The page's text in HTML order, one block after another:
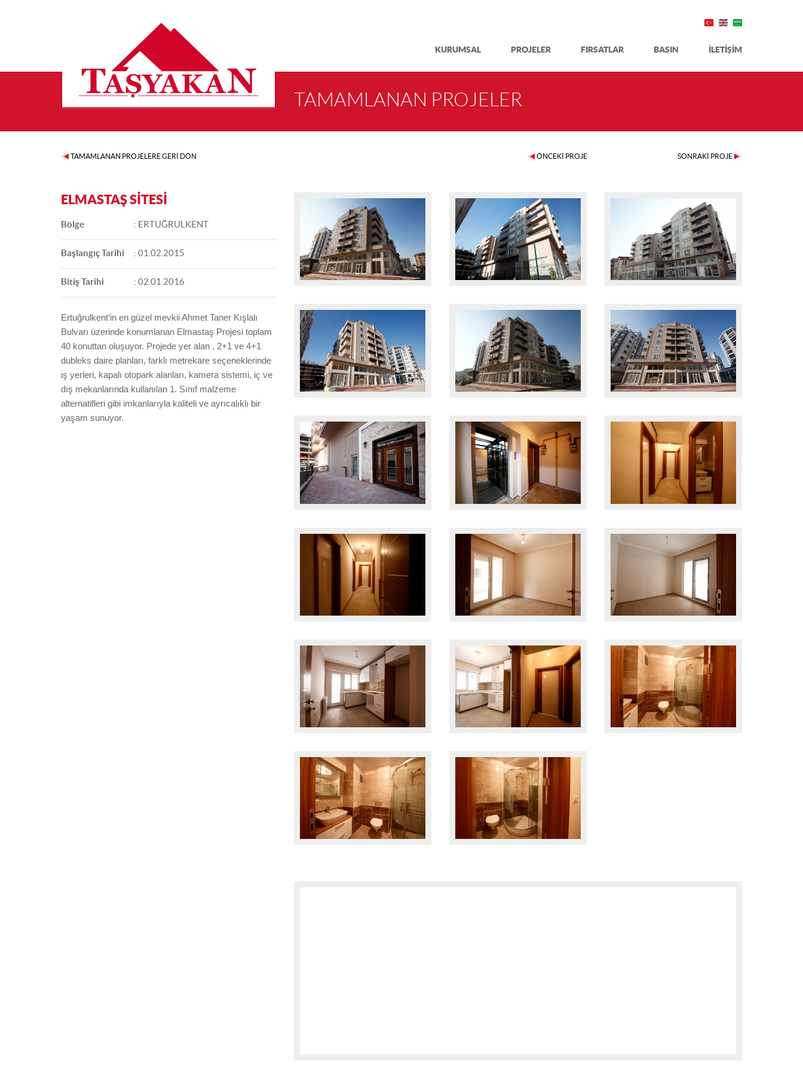
KURUMSAL PROJELER FIRSATLAR BASIN İLETİŞİM
TAMAMLANAN PROJELER
TAMAMLANAN PROJELERE GERİ DÖN ÖNCEKİ PROJE SONRAKİ PROJE
ELMASTAŞ SİTESİ
Bölge : ERTUĞRULKENT
Başlangıç Tarihi : 01.02.2015
Bitiş Tarihi : 02.01.2016
Ertuğrulkent’in en güzel mevkii Ahmet Taner Kışlalı
Bulvarı üzerinde konumlanan Elmastaş Projesi toplam
40 konuttan oluşuyor. Projede yer alan , 2+1 ve 4+1
dubleks daire planları, farklı metrekare seçeneklerinde
iş yerleri, kapalı otopark alanları, kamera sistemi, iç ve
dış mekanlarında kullanılan 1. Sınıf malzeme
alternatifleri gibi imkanlarıyla kaliteli ve ayrıcalıklı bir
yaşam sunuyor.